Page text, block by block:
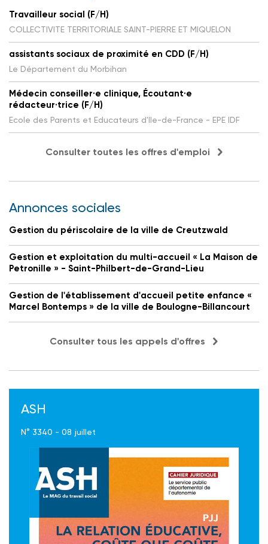
Travailleur social (F/H)
COLLECTIVITE TERRITORIALE SAINT-PIERRE ET MIQUELON
assistants sociaux de proximité en CDD (F/H)
Le Département du Morbihan
Médecin conseiller·e clinique, Écoutant·e
rédacteur·trice (F/H)
Ecole des Parents et Educateurs d'Ile-de-France - EPE IDF
Consulter toutes les offres d'emploi
Annonces sociales
Gestion du périscolaire de la ville de Creutzwald
Gestion et exploitation du multi-accueil « La Maison de
Petronille » - Saint-Philbert-de-Grand-Lieu
Gestion de l'établissement d'accueil petite enfance «
Marcel Bontemps » de la ville de Boulogne-Billancourt
Consulter tous les appels d'offres
ASH
N° 3340 - 08 juillet